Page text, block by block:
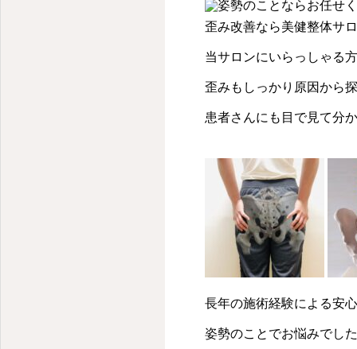
歪み改善なら美健整体サ
当サロンにいらっしゃる
歪みもしっかり原因から
患者さんにも目で見て分
長年の施術経験による安
姿勢のことでお悩みでし